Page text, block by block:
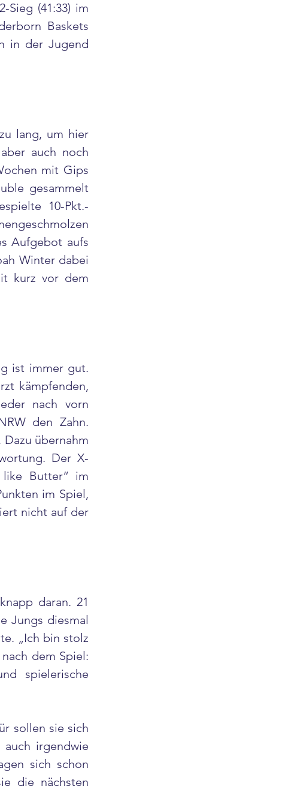
Sieg (41:33) im
Baskets
in der Jugend
lang, um hier
auch noch
mit Gips
gesammelt
10-Pkt.-
Aufgebot aufs
Winter dabei
kurz vor dem
ist immer gut.
kämpfenden,
nach vorn
den Zahn.
übernahm
Der X-
Butter“ im
im Spiel,
nicht auf der
daran. 21
Jungs diesmal
„Ich bin stolz
dem Spiel:
spielerische
sollen sie sich
irgendwie
sich schon
die nächsten